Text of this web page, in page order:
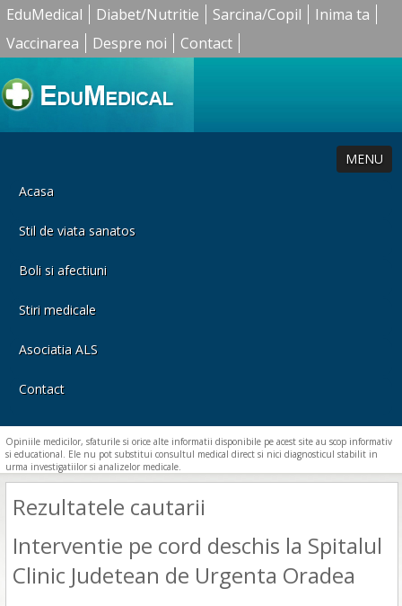
EduMedical Diabet/Nutritie Sarcina/Copil
Inima ta
Vaccinarea
Despre noi Contact
MENU
Acasa
Stil de viata sanatos
Boli si afectiuni
Stiri medicale
Asociatia ALS
Contact
Opiniile medicilor, sfaturile si orice alte informatii disponibile pe acest site au scop informativ
si educational. Ele nu pot substitui consultul medical direct si nici diagnosticul stabilit in
urma investigatiilor si analizelor medicale.
Rezultatele cautarii
Interventie pe cord deschis la Spitalul
Clinic Judetean de Urgenta Oradea